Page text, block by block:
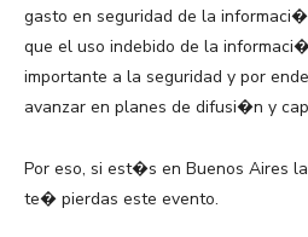
gasto en seguridad de la
que el uso indebido de la
importante a la seguridad y por
avanzar en planes de difusi�n y
Por eso, si est�s en Buenos Aires
te� pierdas este evento.